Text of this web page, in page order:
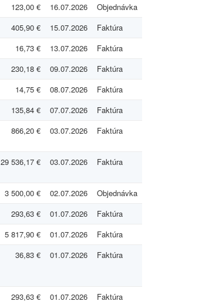
123,00 € 16.07.2026
Objednávka
405,90 € 15.07.2026
Faktúra
16,73 € 13.07.2026
Faktúra
230,18 € 09.07.2026
Faktúra
14,75 € 08.07.2026
Faktúra
135,84 € 07.07.2026
Faktúra
866,20 € 03.07.2026 Faktúra
29 536,17 € 03.07.2026 Faktúra
3 500,00 € 02.07.2026
Objednávka
293,63 € 01.07.2026
Faktúra
5 817,90 € 01.07.2026
Faktúra
36,83 € 01.07.2026 Faktúra
293,63 € 01.07.2026
Faktúra